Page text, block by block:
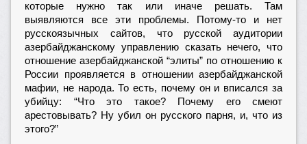
которые нужно так или иначе решать. Там
выявляются все эти проблемы. Потому-то и нет
русскоязычных сайтов, что русской аудитории
азербайджанскому управлению сказать нечего, что
отношение азербайджанской “элиты” по отношению к
России проявляется в отношении азербайджанской
мафии, не народа. То есть, почему он и вписался за
убийцу: “Что это такое? Почему его смеют
арестовывать? Ну убил он русского парня, и, что из
этого?”